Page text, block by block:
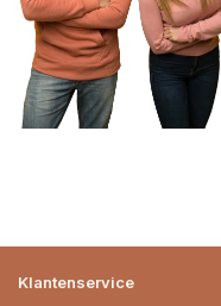
Klantenservice